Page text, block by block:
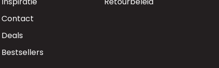
Contact
Deals
Bestsellers